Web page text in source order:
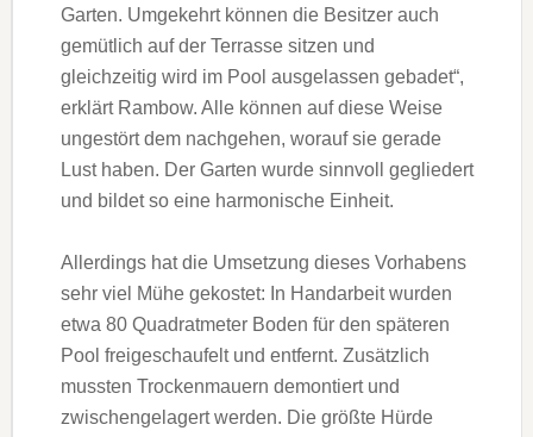
Garten. Umgekehrt können die Besitzer auch
gemütlich auf der Terrasse sitzen und
gleichzeitig wird im Pool ausgelassen gebadet“,
erklärt Rambow. Alle können auf diese Weise
ungestört dem nachgehen, worauf sie gerade
Lust haben. Der Garten wurde sinnvoll gegliedert
und bildet so eine harmonische Einheit.
Allerdings hat die Umsetzung dieses Vorhabens
sehr viel Mühe gekostet: In Handarbeit wurden
etwa 80 Quadratmeter Boden für den späteren
Pool freigeschaufelt und entfernt. Zusätzlich
mussten Trockenmauern demontiert und
zwischengelagert werden. Die größte Hürde